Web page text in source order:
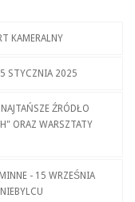
KAMERALNY
5 STYCZNIA 2025
ŹRÓDŁO
ORAZ WARSZTATY
- 15 WRZEŚNIA